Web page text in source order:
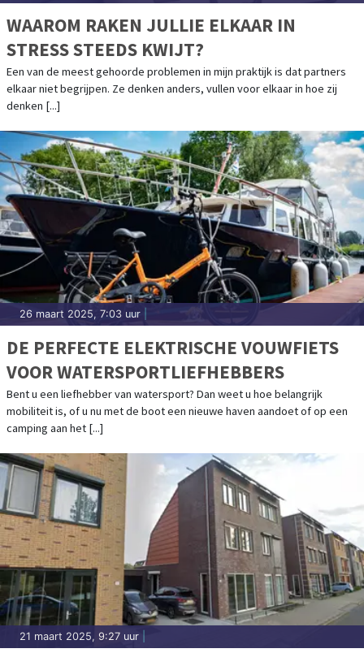
WAAROM RAKEN JULLIE ELKAAR IN
STRESS STEEDS KWIJT?
Een van de meest gehoorde problemen in mijn praktijk is dat partners
elkaar niet begrijpen. Ze denken anders, vullen voor elkaar in hoe zij
denken [...]
26 maart 2025, 7:03 uur
DE PERFECTE ELEKTRISCHE VOUWFIETS
VOOR WATERSPORTLIEFHEBBERS
Bent u een liefhebber van watersport? Dan weet u hoe belangrijk
mobiliteit is, of u nu met de boot een nieuwe haven aandoet of op een
camping aan het [...]
21 maart 2025, 9:27 uur